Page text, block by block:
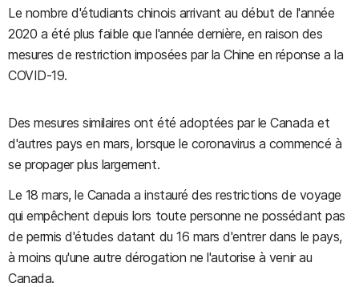
Le nombre d'étudiants chinois arrivant au début de l'année
2020 a été plus faible que l'année dernière, en raison des
mesures de restriction imposées par la Chine en réponse a la
COVID-19.
Des mesures similaires ont été adoptées par le Canada et
d'autres pays en mars, lorsque le coronavirus a commencé à
se propager plus largement.
Le 18 mars, le Canada a instauré des restrictions de voyage
qui empêchent depuis lors toute personne ne possédant pas
de permis d'études datant du 16 mars d'entrer dans le pays,
à moins qu'une autre dérogation ne l'autorise à venir au
Canada.